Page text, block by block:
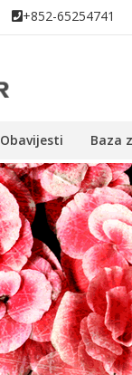
+852-65254741
Obavijesti Baza